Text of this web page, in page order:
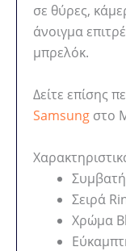
σε θύρες,
άνοιγμα
μπρελόκ.
Δείτε επίσης
Samsung στο
Σειρά
Χρώμα